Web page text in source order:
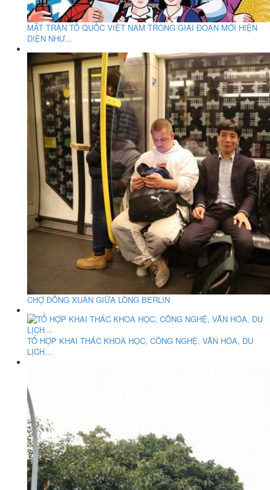
MẶT TRẬN TỔ QUỐC VIỆT NAM TRONG GIAI ĐOẠN MỚI HIỆN
DIỆN NHƯ...
CHỢ ĐỒNG XUÂN GIỮA LÒNG BERLIN
TỔ HỢP KHAI THÁC KHOA HỌC, CÔNG NGHỆ, VĂN HÓA, DU
LỊCH...